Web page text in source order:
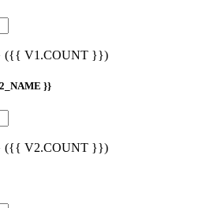
({{ V1.COUNT }})
}}
({{ V2.COUNT }})